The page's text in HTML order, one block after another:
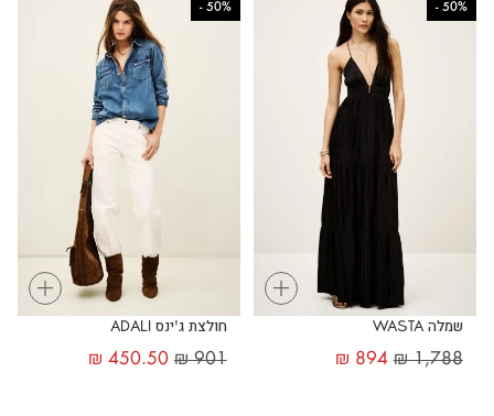
+
50%
-
שמלה WASTA
₪1,788
₪ 894
+
50%
-
חולצת ג'ינס ADALI
₪901
₪ 450.50